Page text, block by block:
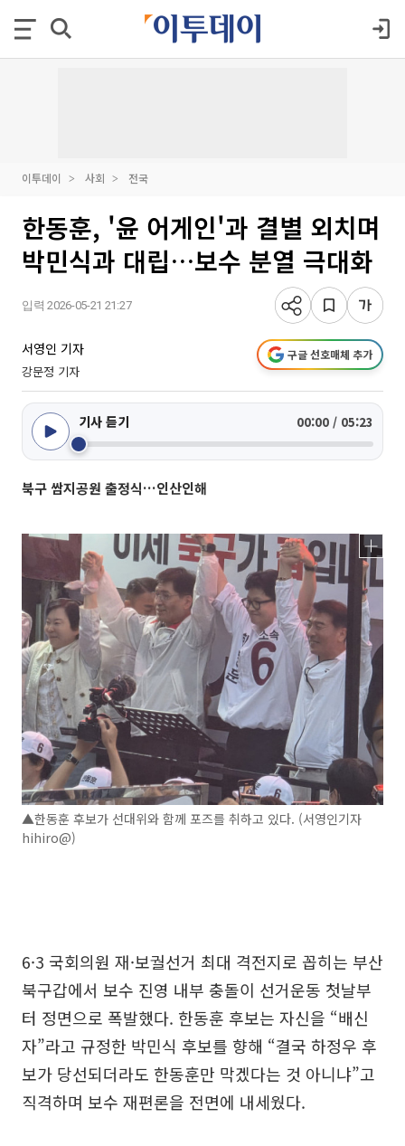
이투데이 사회 전국
한동훈, '윤 어게인'과 결별 외치며
박민식과 대립…보수 분열 극대화
입력 2026-05-21 21:27
서영인 기자
강문정 기자
구글 선호매체 추가
기사 듣기 00:00 / 05:23
북구 쌈지공원 출정식…인산인해
▲한동훈 후보가 선대위와 함께 포즈를 취하고 있다. (서영인기자
hihiro@)
6·3 국회의원 재·보궐선거 최대 격전지로 꼽히는 부산
북구갑에서 보수 진영 내부 충돌이 선거운동 첫날부
터 정면으로 폭발했다. 한동훈 후보는 자신을 “배신
자”라고 규정한 박민식 후보를 향해 “결국 하정우 후
보가 당선되더라도 한동훈만 막겠다는 것 아니냐”고
직격하며 보수 재편론을 전면에 내세웠다.